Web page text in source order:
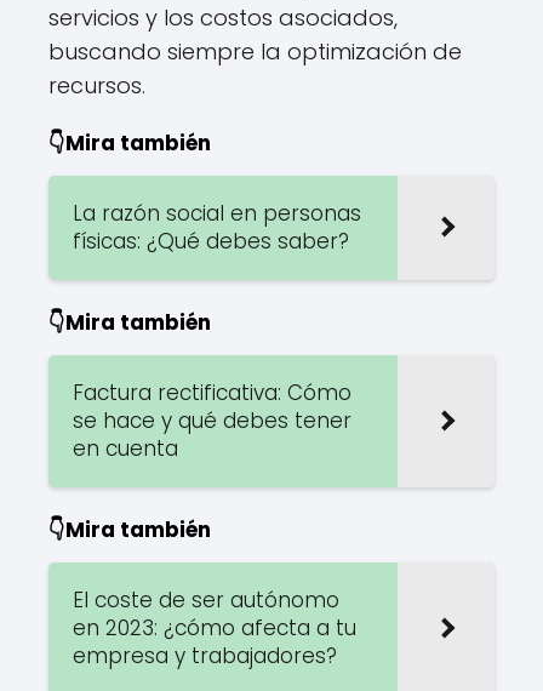
servicios y los costos asociados,
buscando siempre la optimización de
recursos.
👇Mira también
La razón social en personas
físicas: ¿Qué debes saber?
👇Mira también
Factura rectificativa: Cómo
se hace y qué debes tener
en cuenta
👇Mira también
El coste de ser autónomo
en 2023: ¿cómo afecta a tu
empresa y trabajadores?